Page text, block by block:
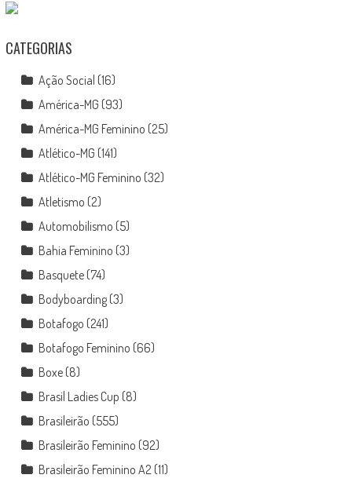
CATEGORIAS
Ação Social (16)
América-MG (93)
América-MG Feminino (25)
Atlético-MG (141)
Atlético-MG Feminino (32)
Atletismo (2)
Automobilismo (5)
Bahia Feminino (3)
Basquete(74)
Bodyboarding(3)
Botafogo (241)
Botafogo Feminino (66)
Boxe(8)
Brasil Ladies Cup (8)
Brasileirão (555)
Brasileirão Feminino (92)
Brasileirão Feminino A2(11)